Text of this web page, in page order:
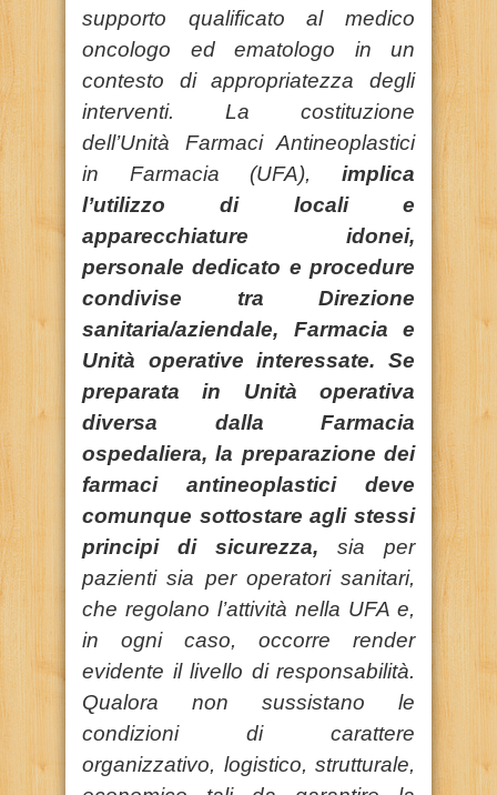
supporto qualificato al medico
oncologo ed ematologo in un
contesto di appropriatezza degli
interventi. La costituzione
dell’Unità Farmaci Antineoplastici
in Farmacia (UFA), implica
l’utilizzo di locali e
apparecchiature idonei,
personale dedicato e procedure
condivise tra Direzione
sanitaria/aziendale, Farmacia e
Unità operative interessate. Se
preparata in Unità operativa
diversa dalla Farmacia
ospedaliera, la preparazione dei
farmaci antineoplastici deve
comunque sottostare agli stessi
principi di sicurezza, sia per
pazienti sia per operatori sanitari,
che regolano l’attività nella UFA e,
in ogni caso, occorre render
evidente il livello di responsabilità.
Qualora non sussistano le
condizioni di carattere
organizzativo, logistico, strutturale,